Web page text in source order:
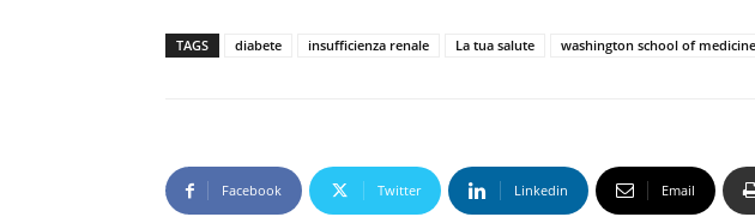
TAGS diabete insufficienza renale La tua salute washington school of medicine
Facebook Twitter Linkedin Email